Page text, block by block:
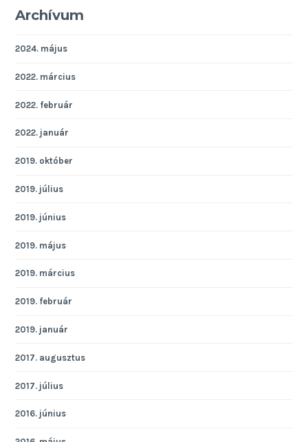
Archívum
2024. május
2022. március
2022. február
2022. január
2019. október
2019. július
2019. június
2019. május
2019. március
2019. február
2019. január
2017. augusztus
2017. július
2016. június